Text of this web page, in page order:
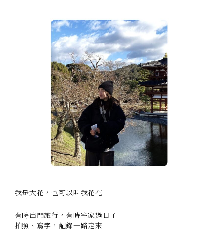
我是大花，也可以叫我花花
有時出門旅行，有時宅家過日子
拍照、寫字，記錄一路走來